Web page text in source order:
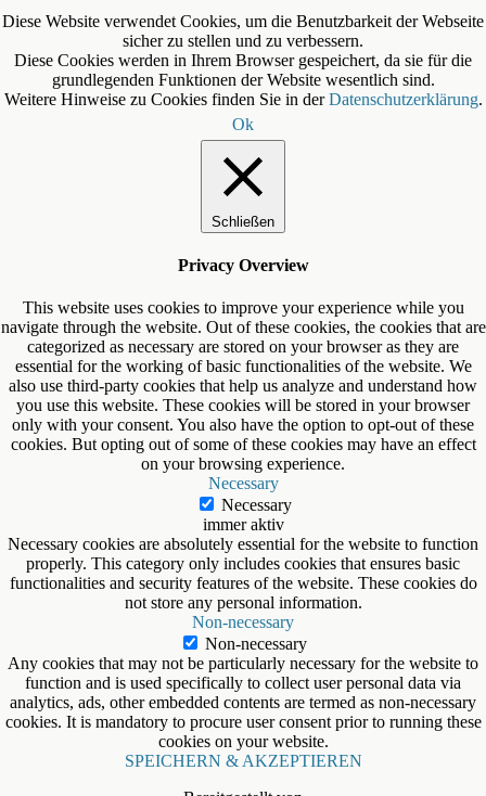
Diese Website verwendet Cookies, um die Benutzbarkeit der Webseite
sicher zu stellen und zu verbessern.
Diese Cookies werden in Ihrem Browser gespeichert, da sie für die
grundlegenden Funktionen der Website wesentlich sind.
Weitere Hinweise zu Cookies finden Sie in derDatenschutzerklärung.
Ok
Schließen
Privacy Overview
This website uses cookies to improve your experience while you
navigate through the website. Out of these cookies, the cookies that are
categorized as necessary are stored on your browser as they are
essential for the working of basic functionalities of the website. We
also use third-party cookies that help us analyze and understand how
you use this website. These cookies will be stored in your browser
only with your consent. You also have the option to opt-out of these
cookies. But opting out of some of these cookies may have an effect
on your browsing experience.
Necessary
Necessary
immer aktiv
Necessary cookies are absolutely essential for the website to function
properly. This category only includes cookies that ensures basic
functionalities and security features of the website. These cookies do
not store any personal information.
Non-necessary
Non-necessary
Any cookies that may not be particularly necessary for the website to
function and is used specifically to collect user personal data via
analytics, ads, other embedded contents are termed as non-necessary
cookies. It is mandatory to procure user consent prior to running these
cookies on your website.
SPEICHERN & AKZEPTIEREN